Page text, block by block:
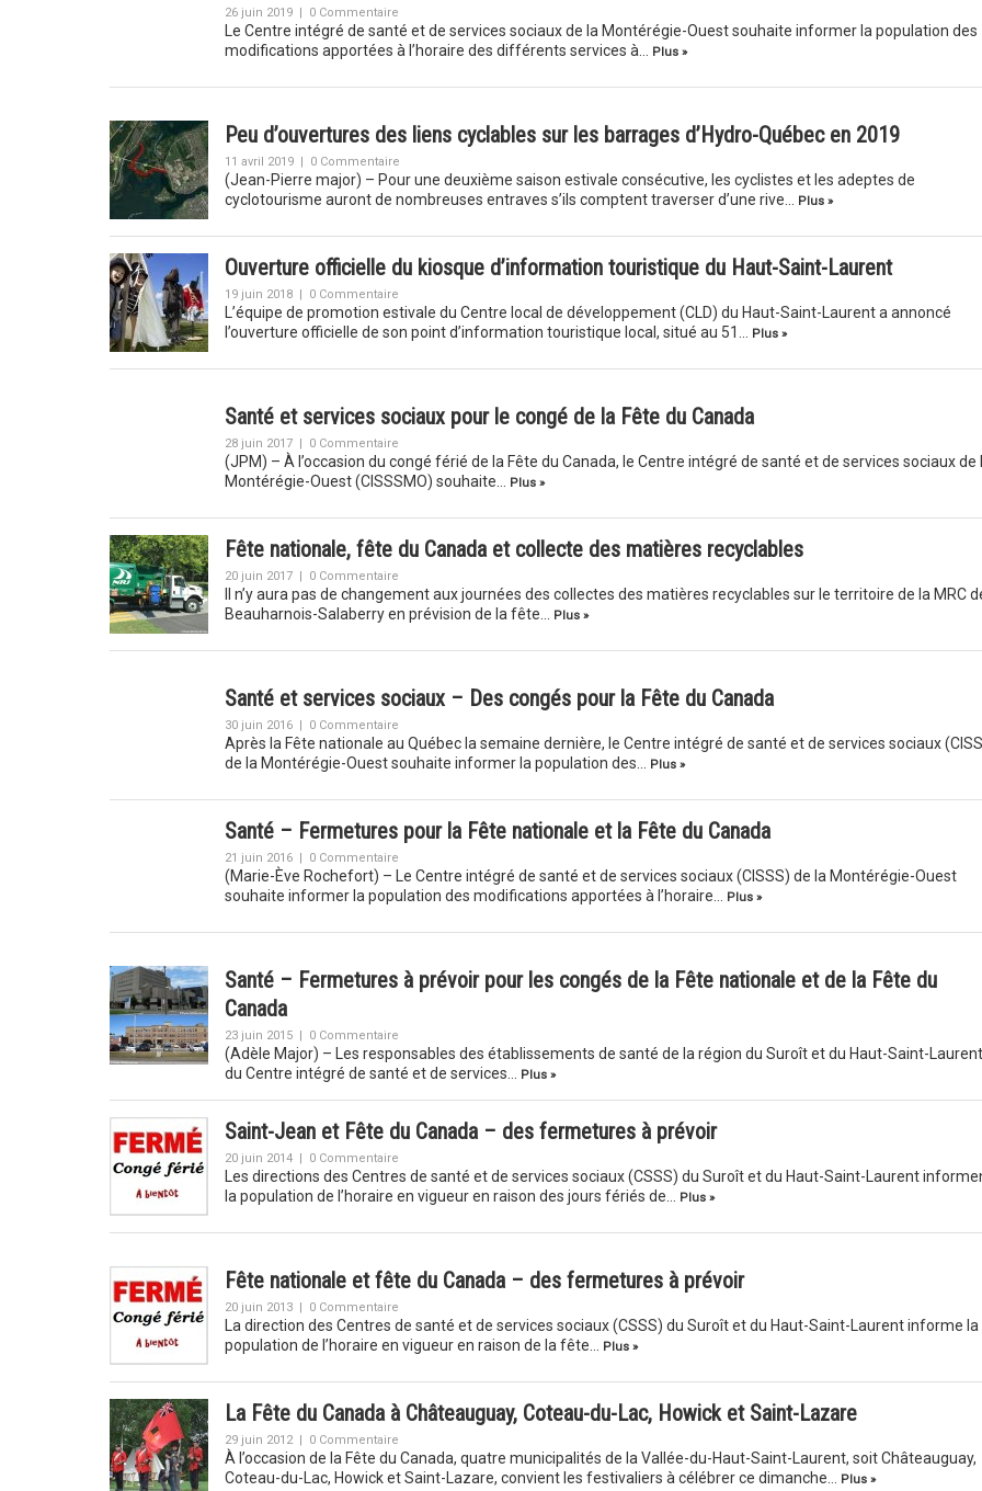
26 juin 2019 | 0 Commentaire
Le Centre intégré de santé et de services sociaux de la Montérégie-Ouest souhaite informer la population des
modifications apportées à l’horaire des différents services à…
Plus »
Peu d’ouvertures des liens cyclables sur les barrages d’Hydro-Québec en 2019
11 avril 2019 | 0 Commentaire
(Jean-Pierre major) – Pour une deuxième saison estivale consécutive, les cyclistes et les adeptes de
cyclotourisme auront de nombreuses entraves s’ils comptent traverser d’une rive…
Plus »
Ouverture officielle du kiosque d’information touristique du Haut-Saint-Laurent
19 juin 2018 | 0 Commentaire
L’équipe de promotion estivale du Centre local de développement (CLD) du Haut-Saint-Laurent a annoncé
l’ouverture officielle de son point d’information touristique local, situé au 51…
Plus »
Santé et services sociaux pour le congé de la Fête du Canada
28 juin 2017 | 0 Commentaire
(JPM) – À l’occasion du congé férié de la Fête du Canada, le Centre intégré de santé et de services sociaux de
Montérégie-Ouest (CISSSMO) souhaite…
Plus »
Fête nationale, fête du Canada et collecte des matières recyclables
20 juin 2017 | 0 Commentaire
Il n’y aura pas de changement aux journées des collectes des matières recyclables sur le territoire de la MRC
Beauharnois-Salaberry en prévision de la fête…
Plus »
Santé et services sociaux – Des congés pour la Fête du Canada
30 juin 2016 | 0 Commentaire
Après la Fête nationale au Québec la semaine dernière, le Centre intégré de santé et de services sociaux
de la Montérégie-Ouest souhaite informer la population des…
Plus »
Santé – Fermetures pour la Fête nationale et la Fête du Canada
21 juin 2016 | 0 Commentaire
(Marie-Ève Rochefort) – Le Centre intégré de santé et de services sociaux (CISSS) de la Montérégie-Ouest
souhaite informer la population des modifications apportées à l’horaire…
Plus »
Santé – Fermetures à prévoir pour les congés de la Fête nationale et de la Fête du
Canada
23 juin 2015 | 0 Commentaire
(Adèle Major) – Les responsables des établissements de santé de la région du Suroît et du Haut-Saint-Laurent
du Centre intégré de santé et de services…
Plus »
Saint-Jean et Fête du Canada – des fermetures à prévoir
20 juin 2014 | 0 Commentaire
Les directions des Centres de santé et de services sociaux (CSSS) du Suroît et du Haut-Saint-Laurent
la population de l’horaire en vigueur en raison des jours fériés de…
Plus »
Fête nationale et fête du Canada – des fermetures à prévoir
20 juin 2013 | 0 Commentaire
La direction des Centres de santé et de services sociaux (CSSS) du Suroît et du Haut-Saint-Laurent informe la
population de l’horaire en vigueur en raison de la fête…
Plus »
La Fête du Canada à Châteauguay, Coteau-du-Lac, Howick et Saint-Lazare
29 juin 2012 | 0 Commentaire
À l’occasion de la Fête du Canada, quatre municipalités de la Vallée-du-Haut-Saint-Laurent, soit Châteauguay,
Coteau-du-Lac, Howick et Saint-Lazare, convient les festivaliers à célébrer ce dimanche…
Plus »